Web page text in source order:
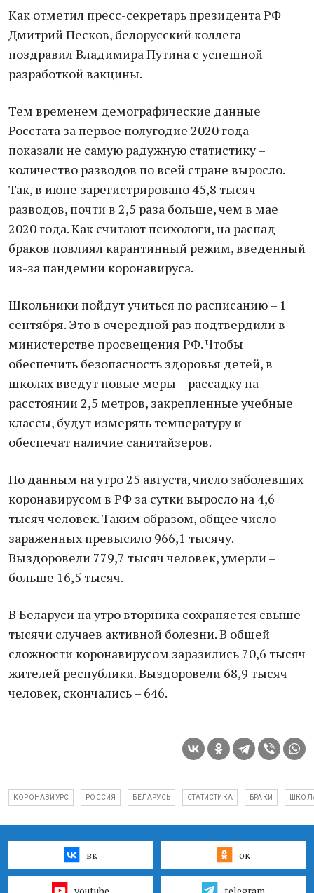
Как отметил пресс-секретарь президента РФ
Дмитрий Песков, белорусский коллега
поздравил Владимира Путина с успешной
разработкой вакцины.
Тем временем демографические данные
Росстата за первое полугодие 2020 года
показали не самую радужную статистику –
количество разводов по всей стране выросло.
Так, в июне зарегистрировано 45,8 тысяч
разводов, почти в 2,5 раза больше, чем в мае
2020 года. Как считают психологи, на распад
браков повлиял карантинный режим, введенный
из-за пандемии коронавируса.
Школьники пойдут учиться по расписанию – 1
сентября. Это в очередной раз подтвердили в
министерстве просвещения РФ. Чтобы
обеспечить безопасность здоровья детей, в
школах введут новые меры – рассадку на
расстоянии 2,5 метров, закрепленные учебные
классы, будут измерять температуру и
обеспечат наличие санитайзеров.
По данным на утро 25 августа, число заболевших
коронавирусом в РФ за сутки выросло на 4,6
тысяч человек. Таким образом, общее число
зараженных превысило 966,1 тысячу.
Выздоровели 779,7 тысяч человек, умерли –
больше 16,5 тысяч.
В Беларуси на утро вторника сохраняется свыше
тысячи случаев активной болезни. В общей
сложности коронавирусом заразились 70,6 тысяч
жителей республики. Выздоровели 68,9 тысяч
человек, скончались – 646.
КОРОНАВИУРС РОССИЯ БЕЛАРУСЬ СТАТИСТИКА БРАКИ
вк ок
youtube telegram